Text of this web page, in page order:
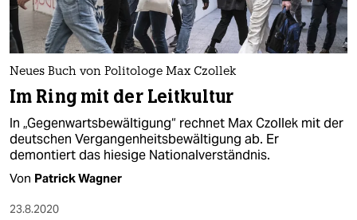
Neues Buch von Politologe Max Czollek
Im Ring mit der Leitkultur
In „Gegenwartsbewältigung“ rechnet Max Czollek mit der
deutschen Vergangenheitsbewältigung ab. Er
demontiert das hiesige Nationalverständnis.
Von Patrick Wagner
23.8.2020